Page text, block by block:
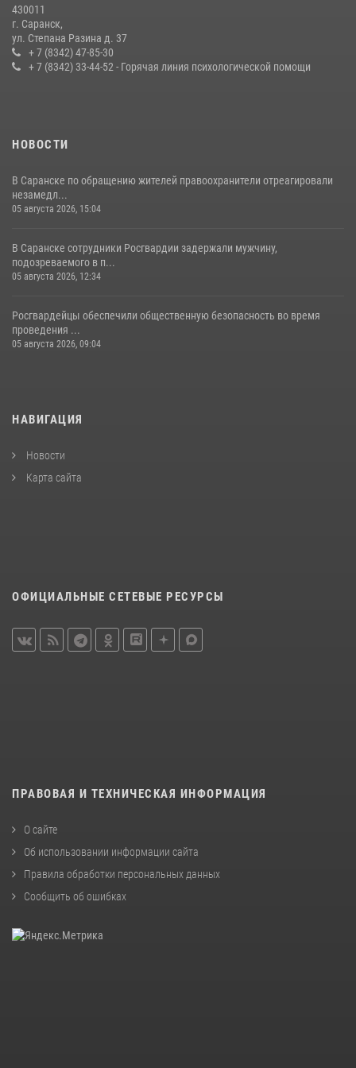
Сотрудники Росгвардии обеспечили безопасность Всероссийского
конкурса профмастерства в Саранске
23 июля 2026, 11:54 4
430011
г. Саранск,
ул. Степана Разина д. 37
+ 7 (8342) 47-85-30
+ 7 (8342) 33-44-52 - Горячая линия психологической помощи
НОВОСТИ
В Саранске по обращению жителей правоохранители отреагировали
незамедл...
05 августа 2026, 15:04
В Саранске сотрудники Росгвардии задержали мужчину,
подозреваемого в п...
05 августа 2026, 12:34
Росгвардейцы обеспечили общественную безопасность во время
проведения ...
05 августа 2026, 09:04
НАВИГАЦИЯ
Новости
Карта сайта
ОФИЦИАЛЬНЫЕ СЕТЕВЫЕ РЕСУРСЫ
ПРАВОВАЯ И ТЕХНИЧЕСКАЯ ИНФОРМАЦИЯ
О сайте
Об использовании информации сайта
Правила обработки персональных данных
Сообщить об ошибках